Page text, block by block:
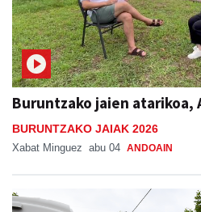
Buruntzako jaien atarikoa,
BURUNTZAKO JAIAK 2026
Xabat Minguez abu 04 ANDOAIN